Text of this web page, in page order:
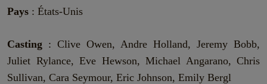
Pays : États-Unis
Casting : Clive Owen, Andre Holland, Jeremy Bobb,
Juliet Rylance, Eve Hewson, Michael Angarano, Chris
Sullivan, Cara Seymour, Eric Johnson, Emily Bergl